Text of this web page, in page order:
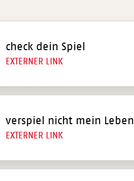
check dein Spiel
EXTERNER LINK
verspiel nicht mein Leben
EXTERNER LINK